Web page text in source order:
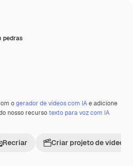
pedras
ogerador de vídeos com IAe adicione
nosso recursotexto para voz com IA
Recriar Criar projeto de vídeo